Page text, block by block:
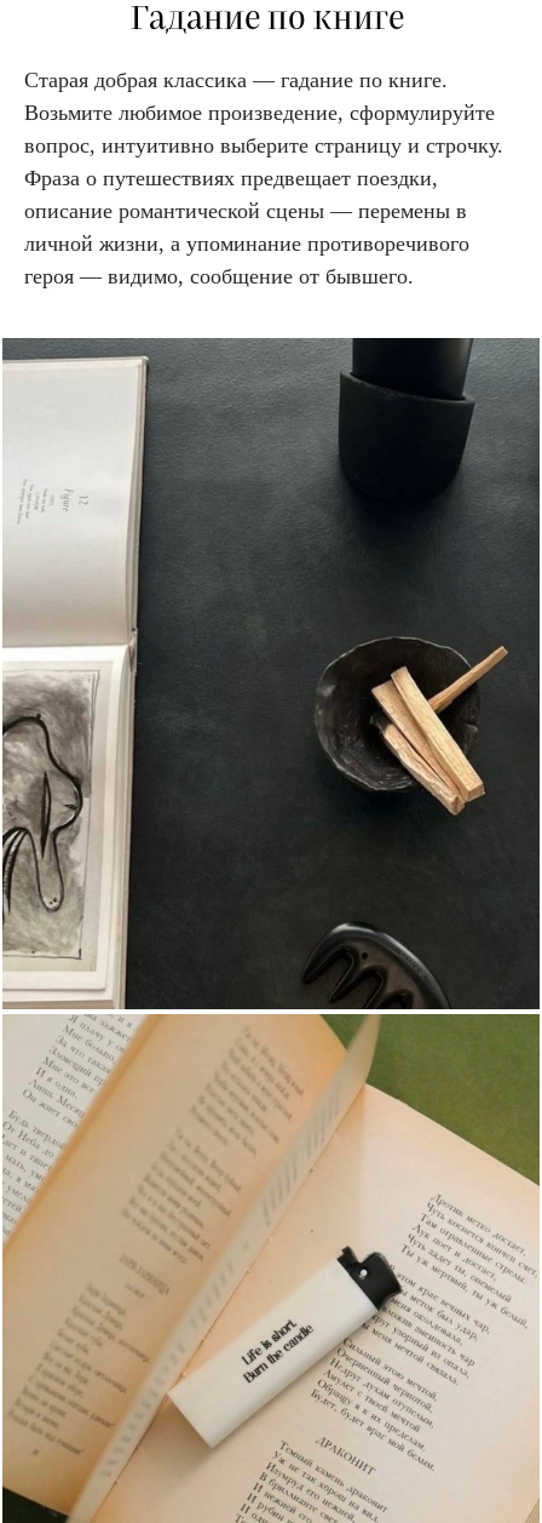
Гадание по книге
Старая добрая классика — гадание по книге.
Возьмите любимое произведение, сформулируйте
вопрос, интуитивно выберите страницу и строчку.
Фраза о путешествиях предвещает поездки,
описание романтической сцены — перемены в
личной жизни, а упоминание противоречивого
героя — видимо, сообщение от бывшего.